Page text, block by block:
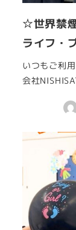
☆世界禁
ライフ・
いつもご利
会社